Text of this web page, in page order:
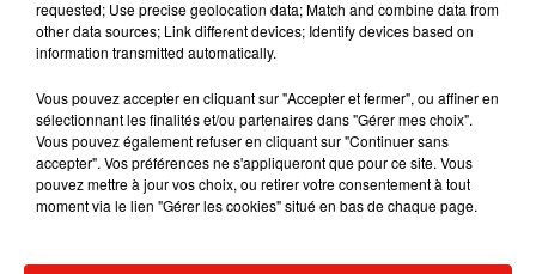
présente dans les canaux. De plus, les concepteurs assurent
que le rideau de bulles n’entrave en rien le passage des
poissons, car des espaces sont prévus pour permettre une
libre circulation à tout ce petit monde à nageoires.
Un pas de plus vers une Seine
baignable ?
plus large visant à rendre la Seine propre à la baignade, une
requested; Use precise geolocation data; Match and combine data from
other data sources; Link different devices; Identify devices based on
information transmitted automatically.
Vous pouvez accepter en cliquant sur "Accepter et fermer", ou affiner en
sélectionnant les finalités et/ou partenaires dans "Gérer mes choix".
Vous pouvez également refuser en cliquant sur "Continuer sans
accepter". Vos préférences ne s'appliqueront que pour ce site. Vous
pouvez mettre à jour vos choix, ou retirer votre consentement à tout
moment via le lien "Gérer les cookies" situé en bas de chaque page.